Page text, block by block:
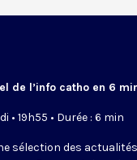
de l’info catho en 6
• 19h55 • Durée : 6 min
sélection des